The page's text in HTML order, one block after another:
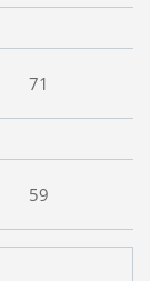
71
59